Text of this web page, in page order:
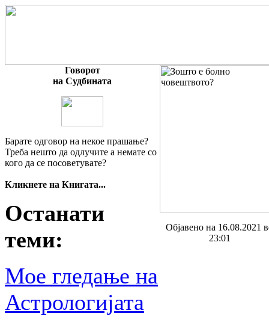
Говорот
на Судбината
Барате одговор на некое прашање?
Треба нешто да одлучите а немате со
кого да се посоветувате?
Кликнете на Книгата...
Останати
теми:
Мое гледање на
Астрологијата
Објавено на 16.08.2021
23:01